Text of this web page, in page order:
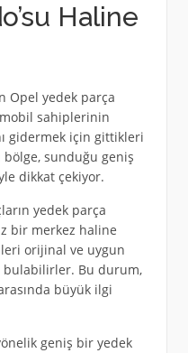
Haline
Opel yedek parça
sahiplerinin
gidermek için gittikleri
sunduğu geniş
dikkat çekiyor.
yedek parça
bir merkez haline
orijinal ve uygun
bulabilirler. Bu durum,
büyük ilgi
geniş bir yedek